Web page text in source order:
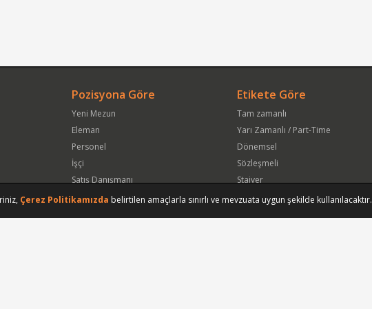
Pozisyona Göre
Yeni Mezun
Eleman
Personel
İşçi
Satış Danışmanı
Öğrenci
Etikete Göre
Tam zamanlı
Yarı Zamanlı / Part-Time
Dönemsel
Sözleşmeli
Stajyer
Freelance
Çerez Politikamızda belirtilen amaçlarla sınırlı ve mevzuata uygun şekilde kullanılacaktır.